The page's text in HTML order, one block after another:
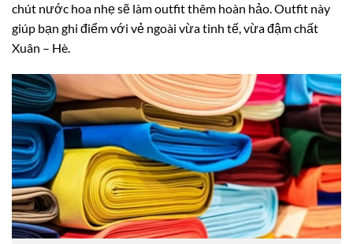
chút nước hoa nhẹ sẽ làm outfit thêm hoàn hảo. Outfit này
giúp bạn ghi điểm với vẻ ngoài vừa tinh tế, vừa đậm chất
Xuân – Hè.